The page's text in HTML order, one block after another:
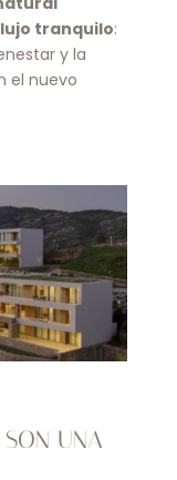
lujo tranquilo:
y la
el nuevo
UNA